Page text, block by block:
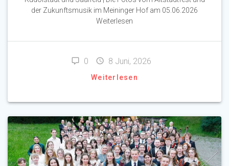
der Zukunftsmusik im Meininger Hof am 05.06.2026
Weiterlesen
0 8 Juni, 2026
Weiterlesen